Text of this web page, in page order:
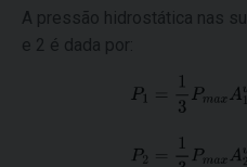
A pressão hidrostática nas
e 2 é dada por: